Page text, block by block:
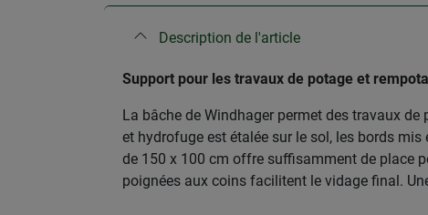
Description de l'article
Support pour les travaux de potage et
La bâche de Windhager permet des travaux
et hydrofuge est étalée sur le sol, les bords
de 150 x 100 cm offre suffisamment de place
poignées aux coins facilitent le vidage final.